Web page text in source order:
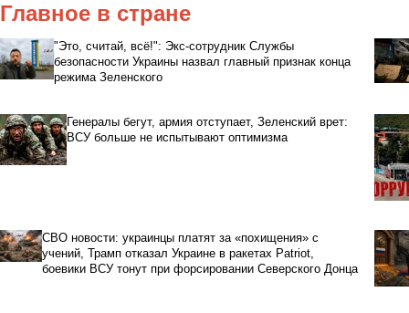
Главное в стране
"Это, считай, всё!": Экс-сотрудник Службы
безопасности Украины назвал главный признак конца
режима Зеленского
Генералы бегут, армия отступает, Зеленский врет:
ВСУ больше не испытывают оптимизма
СВО новости: украинцы платят за «похищения» с
учений, Трамп отказал Украине в ракетах Patriot,
боевики ВСУ тонут при форсировании Северского Донца